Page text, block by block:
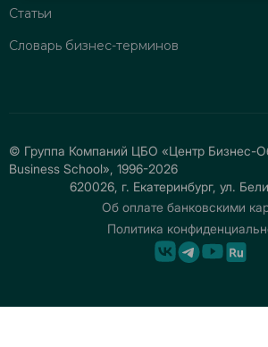
Статьи
Словарь бизнес-терминов
© Группа Компаний ЦБО «Центр Бизнес-
Business School», 1996-2026
620026, г. Екатеринбург, ул.
Об оплате банковскими
Политика